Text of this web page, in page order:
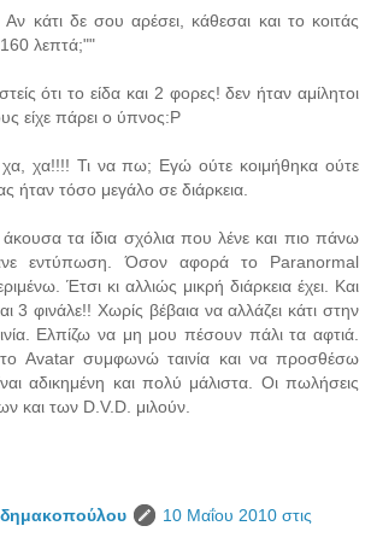
κάτι δε σου αρέσει, κάθεσαι και το κοιτάς
160 λεπτά;""
ότι το είδα και 2 φορες! δεν ήταν αμίλητοι
είχε πάρει ο ύπνος:P
χα!!!! Τι να πω; Εγώ ούτε κοιμήθηκα ούτε
ήταν τόσο μεγάλο σε διάρκεια.
τα ίδια σχόλια που λένε και πιο πάνω
εντύπωση. Όσον αφορά το Paranormal
Έτσι κι αλλιώς μικρή διάρκεια έχει. Και
3 φινάλε!! Χωρίς βέβαια να αλλάζει κάτι στην
Ελπίζω να μη μου πέσουν πάλι τα αφτιά.
Avatar συμφωνώ ταινία και να προσθέσω
αδικημένη και πολύ μάλιστα. Οι πωλήσεις
και των D.V.D. μιλούν.
10 Μαΐου 2010 στις